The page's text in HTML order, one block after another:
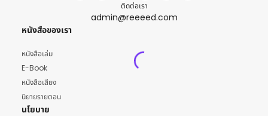
ติดต่อเรา
admin@reeeed.com
หนังสือของเรา
หนังสือเล่ม
E-Book
หนังสือเสียง
นิยายรายตอน
นโยบาย